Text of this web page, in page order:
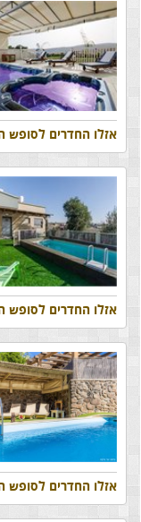
אזלו החדרים לסופש
אזלו החדרים לסופש
אזלו החדרים לסופש